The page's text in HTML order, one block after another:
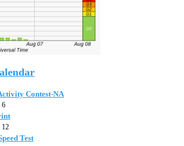
Contest-NA
6
12
Test